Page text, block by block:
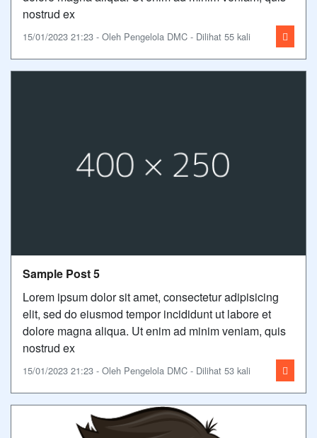
nostrud ex
15/01/2023 21:23 - Oleh Pengelola DMC - Dilihat 55 kali
Sample Post 5
Lorem ipsum dolor sit amet, consectetur adipisicing
elit, sed do eiusmod tempor incididunt ut labore et
dolore magna aliqua. Ut enim ad minim veniam, quis
nostrud ex
15/01/2023 21:23 - Oleh Pengelola DMC - Dilihat 53 kali